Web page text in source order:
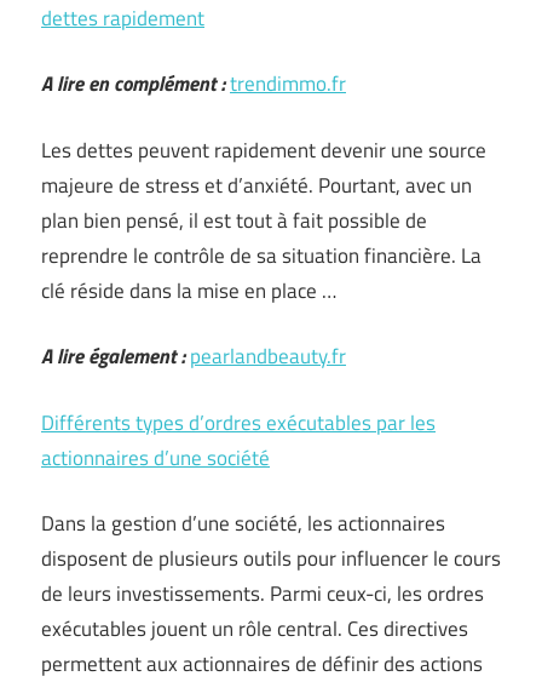
dettes rapidement
A lire en complément :trendimmo.fr
Les dettes peuvent rapidement devenir une source
majeure de stress et d’anxiété. Pourtant, avec un
plan bien pensé, il est tout à fait possible de
reprendre le contrôle de sa situation financière. La
clé réside dans la mise en place …
A lire également :pearlandbeauty.fr
Différents types d’ordres exécutables par les
actionnaires d’une société
Dans la gestion d’une société, les actionnaires
disposent de plusieurs outils pour influencer le cours
de leurs investissements. Parmi ceux-ci, les ordres
exécutables jouent un rôle central. Ces directives
permettent aux actionnaires de définir des actions